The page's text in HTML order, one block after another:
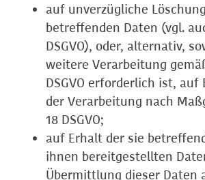
auf unverzügliche
betreffenden Daten (vgl.
DSGVO), oder, alternativ,
weitere Verarbeitung
DSGVO erforderlich ist, auf
der Verarbeitung nach
18 DSGVO;
auf Erhalt der sie
ihnen bereitgestellten
Übermittlung dieser Daten